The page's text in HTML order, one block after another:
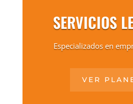
SERVICIOS
Especializados en
VER